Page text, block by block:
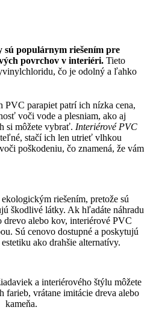
sú populárnym riešením pre
povrchov v interiéri. Tieto
čo je odolný a ľahko
parapiet patrí ich nízka cena,
voči vode a plesniam, ako aj
si môžete vybrať. Interiérové PVC
stačí ich len utrieť vlhkou
poškodeniu, čo znamená, že vám
ekologickým riešením, pretože sú
škodlivé látky. Ak hľadáte náhradu
drevo alebo kov, interiérové PVC
Sú cenovo dostupné a poskytujú
ako drahšie alternatívy.
a interiérového štýlu môžete
farieb, vrátane imitácie dreva alebo
kameňa.